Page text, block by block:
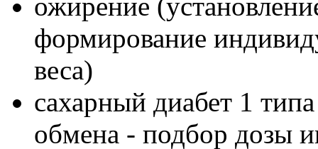
формирование
веса)
сахарный диабет 1
обмена - подбор дозы